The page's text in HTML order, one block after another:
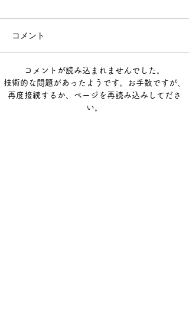
2020/10/01 9月30日に2020年
秋号（NO.95）が発行されま
した。新型コロナウィルス感
染拡大防止のため、６月号は
休刊しました。コロナ禍でも
皆様に何か情報をお届けでき
コメント
コメントが読み込まれませんでした。
技術的な問題があったようです。お手数ですが、
再度接続するか、ページを再読み込みしてださ
い。